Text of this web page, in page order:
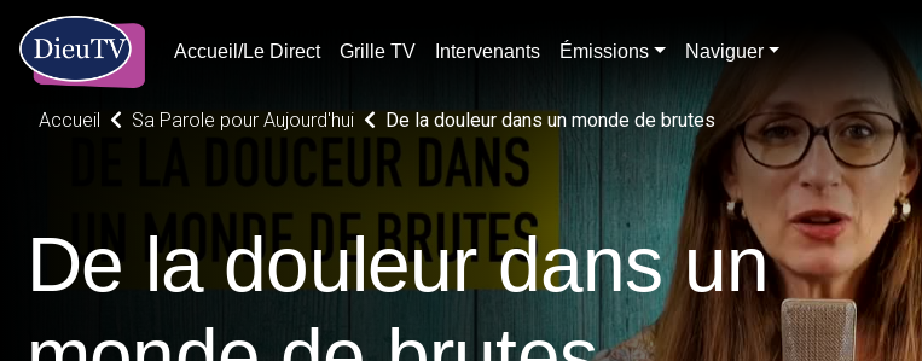
Accueil/Le Direct Grille TV Intervenants Émissions Naviguer
Accueil Sa Parole pour Aujourd'hui De la douleur dans un monde de brutes
De la douleur dans un